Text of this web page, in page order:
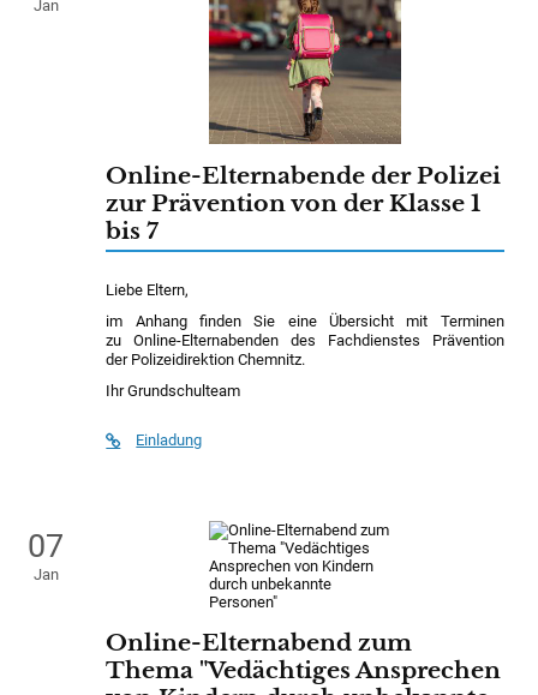
Jan
Online-Elternabende der Polizei
zur Prävention von der Klasse 1
bis 7
Liebe Eltern,
im Anhang finden Sie eine Übersicht mit Terminen
zu Online-Elternabenden des Fachdienstes Prävention
der Polizeidirektion Chemnitz.
Ihr Grundschulteam
Einladung
07
Jan
Online-Elternabend zum
Thema "Vedächtiges Ansprechen